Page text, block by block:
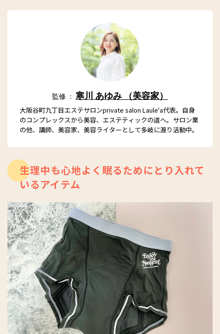
監修 ： 寒川 あゆみ （美容家）
大阪谷町九丁目エステサロンprivate salon Laule'a代表。自身
のコンプレックスから美容、エステティックの道へ。サロン業
の他、講師、美容家、美容ライターとして多岐に渡り活動中。
生理中も心地よく眠るためにとり入れて
いるアイテム